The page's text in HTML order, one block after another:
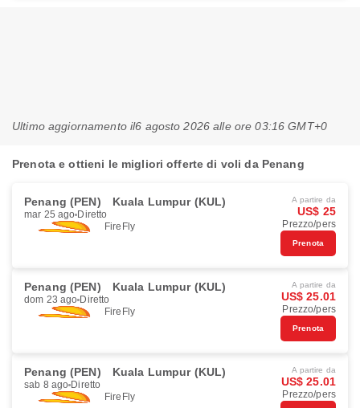
Ultimo aggiornamento il6 agosto 2026 alle ore 03:16 GMT+0
Prenota e ottieni le migliori offerte di voli da Penang
Penang (PEN) Kuala Lumpur (KUL)
mar 25 ago Diretto
FireFly
A partire da
US$ 25
Prezzo/pers
Prenota
Penang (PEN) Kuala Lumpur (KUL)
dom 23 ago Diretto
FireFly
A partire da
US$ 25.01
Prezzo/pers
Prenota
Penang (PEN) Kuala Lumpur (KUL)
sab 8 ago Diretto
FireFly
A partire da
US$ 25.01
Prezzo/pers